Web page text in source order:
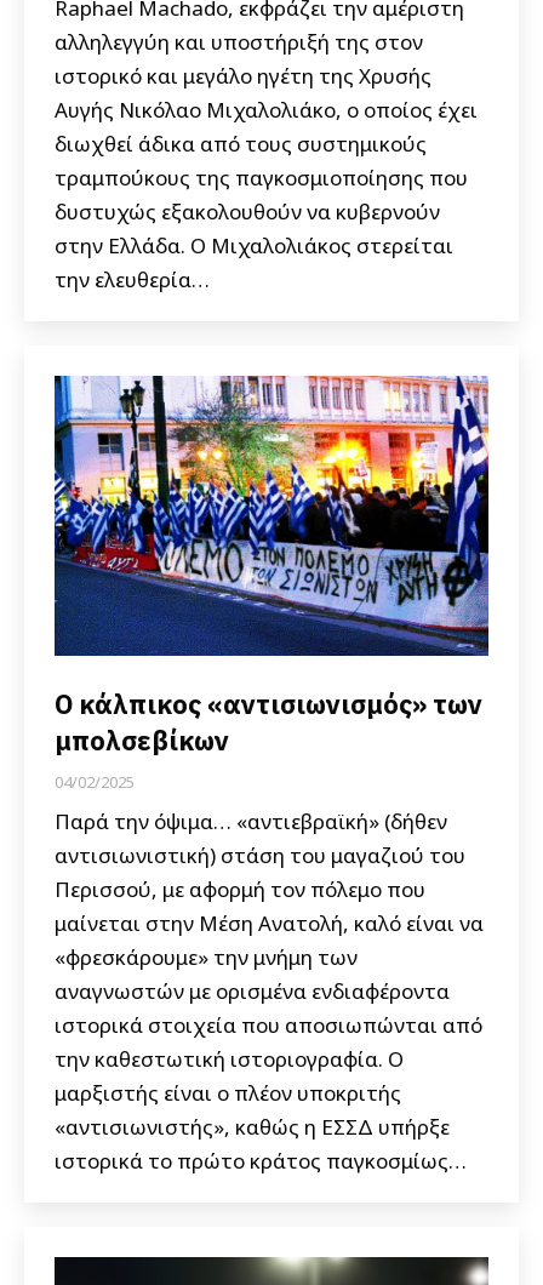
Raphael Machado, εκφράζει την αμέριστη
αλληλεγγύη και υποστήριξή της στον
ιστορικό και μεγάλο ηγέτη της Χρυσής
Αυγής Νικόλαο Μιχαλολιάκο, ο οποίος έχει
διωχθεί άδικα από τους συστημικούς
τραμπούκους της παγκοσμιοποίησης που
δυστυχώς εξακολουθούν να κυβερνούν
στην Ελλάδα. Ο Μιχαλολιάκος στερείται
την ελευθερία…
Ο κάλπικος «αντισιωνισμός» των
μπολσεβίκων
04/02/2025
Παρά την όψιμα… «αντιεβραϊκή» (δήθεν
αντισιωνιστική) στάση του μαγαζιού του
Περισσού, με αφορμή τον πόλεμο που
μαίνεται στην Μέση Ανατολή, καλό είναι να
«φρεσκάρουμε» την μνήμη των
αναγνωστών με ορισμένα ενδιαφέροντα
ιστορικά στοιχεία που αποσιωπώνται από
την καθεστωτική ιστοριογραφία. Ο
μαρξιστής είναι ο πλέον υποκριτής
«αντισιωνιστής», καθώς η ΕΣΣΔ υπήρξε
ιστορικά το πρώτο κράτος παγκοσμίως…